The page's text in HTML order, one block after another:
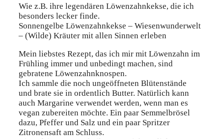
Wie z.B. ihre legendären Löwenzahnkekse, die ich
besonders lecker finde.
Sonnengelbe Löwenzahnkekse – Wiesenwunderwelt
– (Wilde) Kräuter mit allen Sinnen erleben
Mein liebstes Rezept, das ich mir mit Löwenzahn im
Frühling immer und unbedingt machen, sind
gebratene Löwenzahnknospen.
Ich sammle die noch ungeöffneten Blütenstände
und brate sie in ordentlich Butter. Natürlich kann
auch Margarine verwendet werden, wenn man es
vegan zubereiten möchte. Ein paar Semmelbrösel
dazu, Pfeffer und Salz und ein paar Spritzer
Zitronensaft am Schluss.